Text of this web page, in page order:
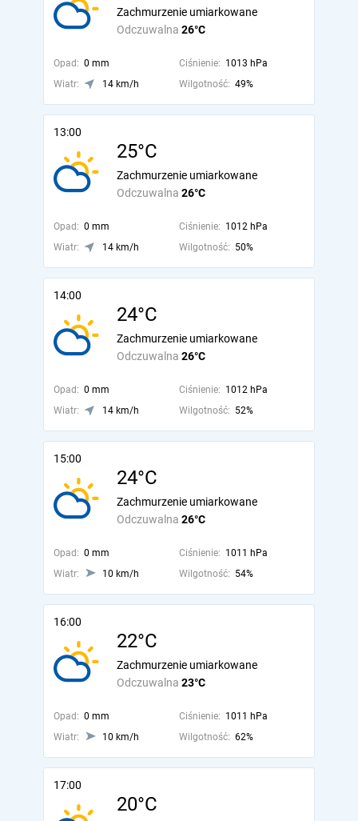
Odczuwalna 26°C
Zachmurzenie umiarkowane
Opad: 0 mm Ciśnienie: 1013 hPa
Wiatr:
14 km/h Wilgotność: 49%
13:00
25°C
Odczuwalna 26°C
Zachmurzenie umiarkowane
Opad: 0 mm Ciśnienie: 1012 hPa
Wiatr:
14 km/h Wilgotność: 50%
14:00
24°C
Odczuwalna 26°C
Zachmurzenie umiarkowane
Opad: 0 mm Ciśnienie: 1012 hPa
Wiatr:
14 km/h Wilgotność: 52%
15:00
24°C
Odczuwalna 26°C
Zachmurzenie umiarkowane
Opad: 0 mm Ciśnienie: 1011 hPa
Wiatr:
10 km/h Wilgotność: 54%
16:00
22°C
Odczuwalna 23°C
Zachmurzenie umiarkowane
Opad: 0 mm Ciśnienie: 1011 hPa
Wiatr:
10 km/h Wilgotność: 62%
17:00
20°C